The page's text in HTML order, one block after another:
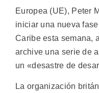
Europea (UE), Peter
iniciar una nueva
Caribe esta semana,
archive una serie de
un «desastre de
La organización